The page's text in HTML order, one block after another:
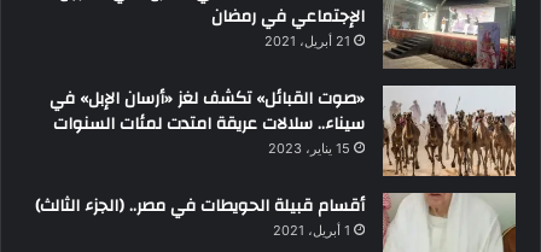
الإجتماعي في رمضان
21 أبريل، 2021
«صوت القبائل» تكشف لغز «أرسان الإبل» في
سيناء.. سلالات عريقة امتدت لمئات السنوات
15 يناير، 2023
أقسام قبيلة الحويطات في مصر.. (الجزء الثالث)
1 أبريل، 2021